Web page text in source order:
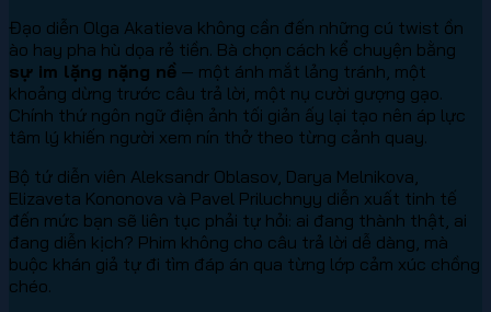
Đạo diễn Olga Akatieva không cần đến những cú twist ồn
ào hay pha hù dọa rẻ tiền. Bà chọn cách kể chuyện bằng
sự im lặng nặng nề — một ánh mắt lảng tránh, một
khoảng dừng trước câu trả lời, một nụ cười gượng gạo.
Chính thứ ngôn ngữ điện ảnh tối giản ấy lại tạo nên áp lực
tâm lý khiến người xem nín thở theo từng cảnh quay.
Bộ tứ diễn viên Aleksandr Oblasov, Darya Melnikova,
Elizaveta Kononova và Pavel Priluchnyy diễn xuất tinh tế
đến mức bạn sẽ liên tục phải tự hỏi: ai đang thành thật, ai
đang diễn kịch? Phim không cho câu trả lời dễ dàng, mà
buộc khán giả tự đi tìm đáp án qua từng lớp cảm xúc chồng
chéo.